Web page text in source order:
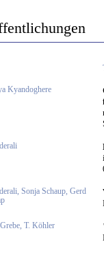
Kyandoghere
Sonja Schaup, Gerd
T. Köhler